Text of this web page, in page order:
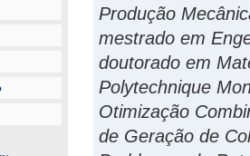
Produção
mestrado em
doutorado em
Polytechnique
Otimização
de Geração de